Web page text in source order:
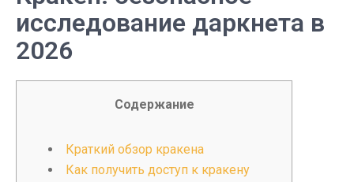
исследование даркнета в
2026
Содержание
Краткий обзор кракена
Как получить доступ к кракену